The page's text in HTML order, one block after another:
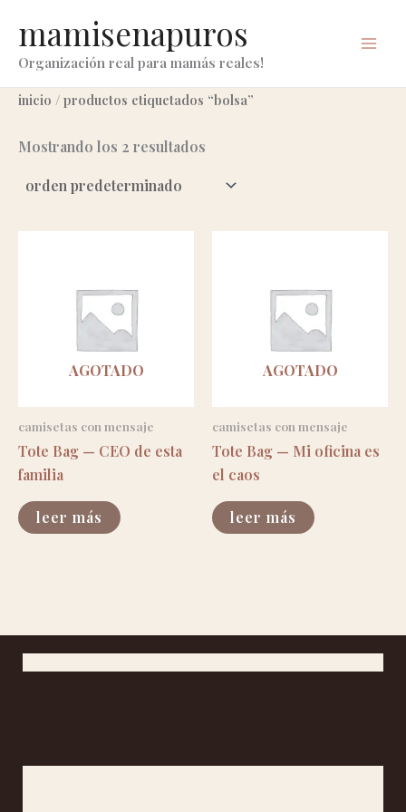
contenido
mamisenapuros
Organización real para mamás reales!
inicio / productos etiquetados “bolsa”
Mostrando los 2 resultados
AGOTADO
camisetas con mensaje
Tote Bag — CEO de esta
familia
leer más
AGOTADO
camisetas con mensaje
Tote Bag — Mi oficina es
el caos
leer más